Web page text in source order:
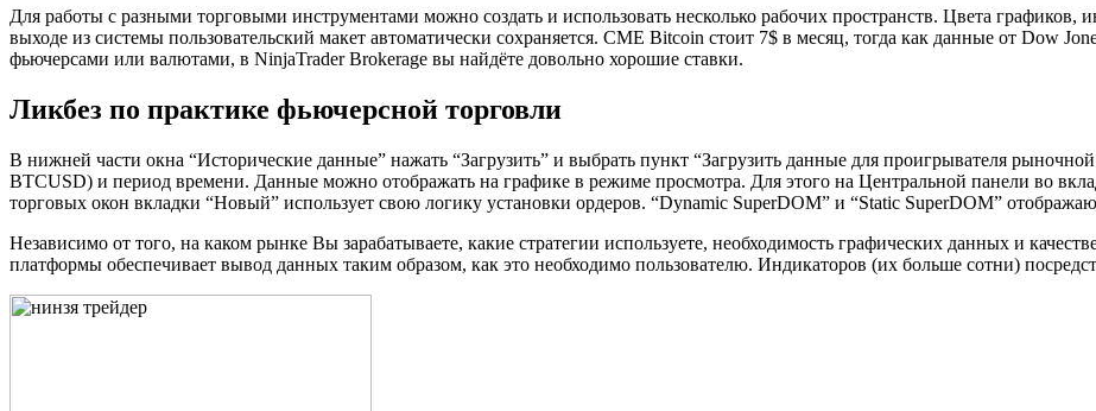
Для работы с разными торговыми инструментами можно создать и использовать несколько рабочих пространств. Цвета
выходе из системы пользовательский макет автоматически сохраняется. CME Bitcoin стоит 7$ в месяц, тогда как данные от Dow
фьючерсами или валютами, в NinjaTrader Brokerage вы найдёте довольно хорошие ставки.
Ликбез по практике фьючерсной торговли
В нижней части окна “Исторические данные” нажать “Загрузить” и выбрать пункт “Загрузить данные для проигрывателя
BTCUSD) и период времени. Данные можно отображать на графике в режиме просмотра. Для этого на Центральной панели во
торговых окон вкладки “Новый” использует свою логику установки ордеров. “Dynamic SuperDOM” и “Static SuperDOM”
Независимо от того, на каком рынке Вы зарабатываете, какие стратегии используете, необходимость графических данных и
платформы обеспечивает вывод данных таким образом, как это необходимо пользователю. Индикаторов (их больше сотни)